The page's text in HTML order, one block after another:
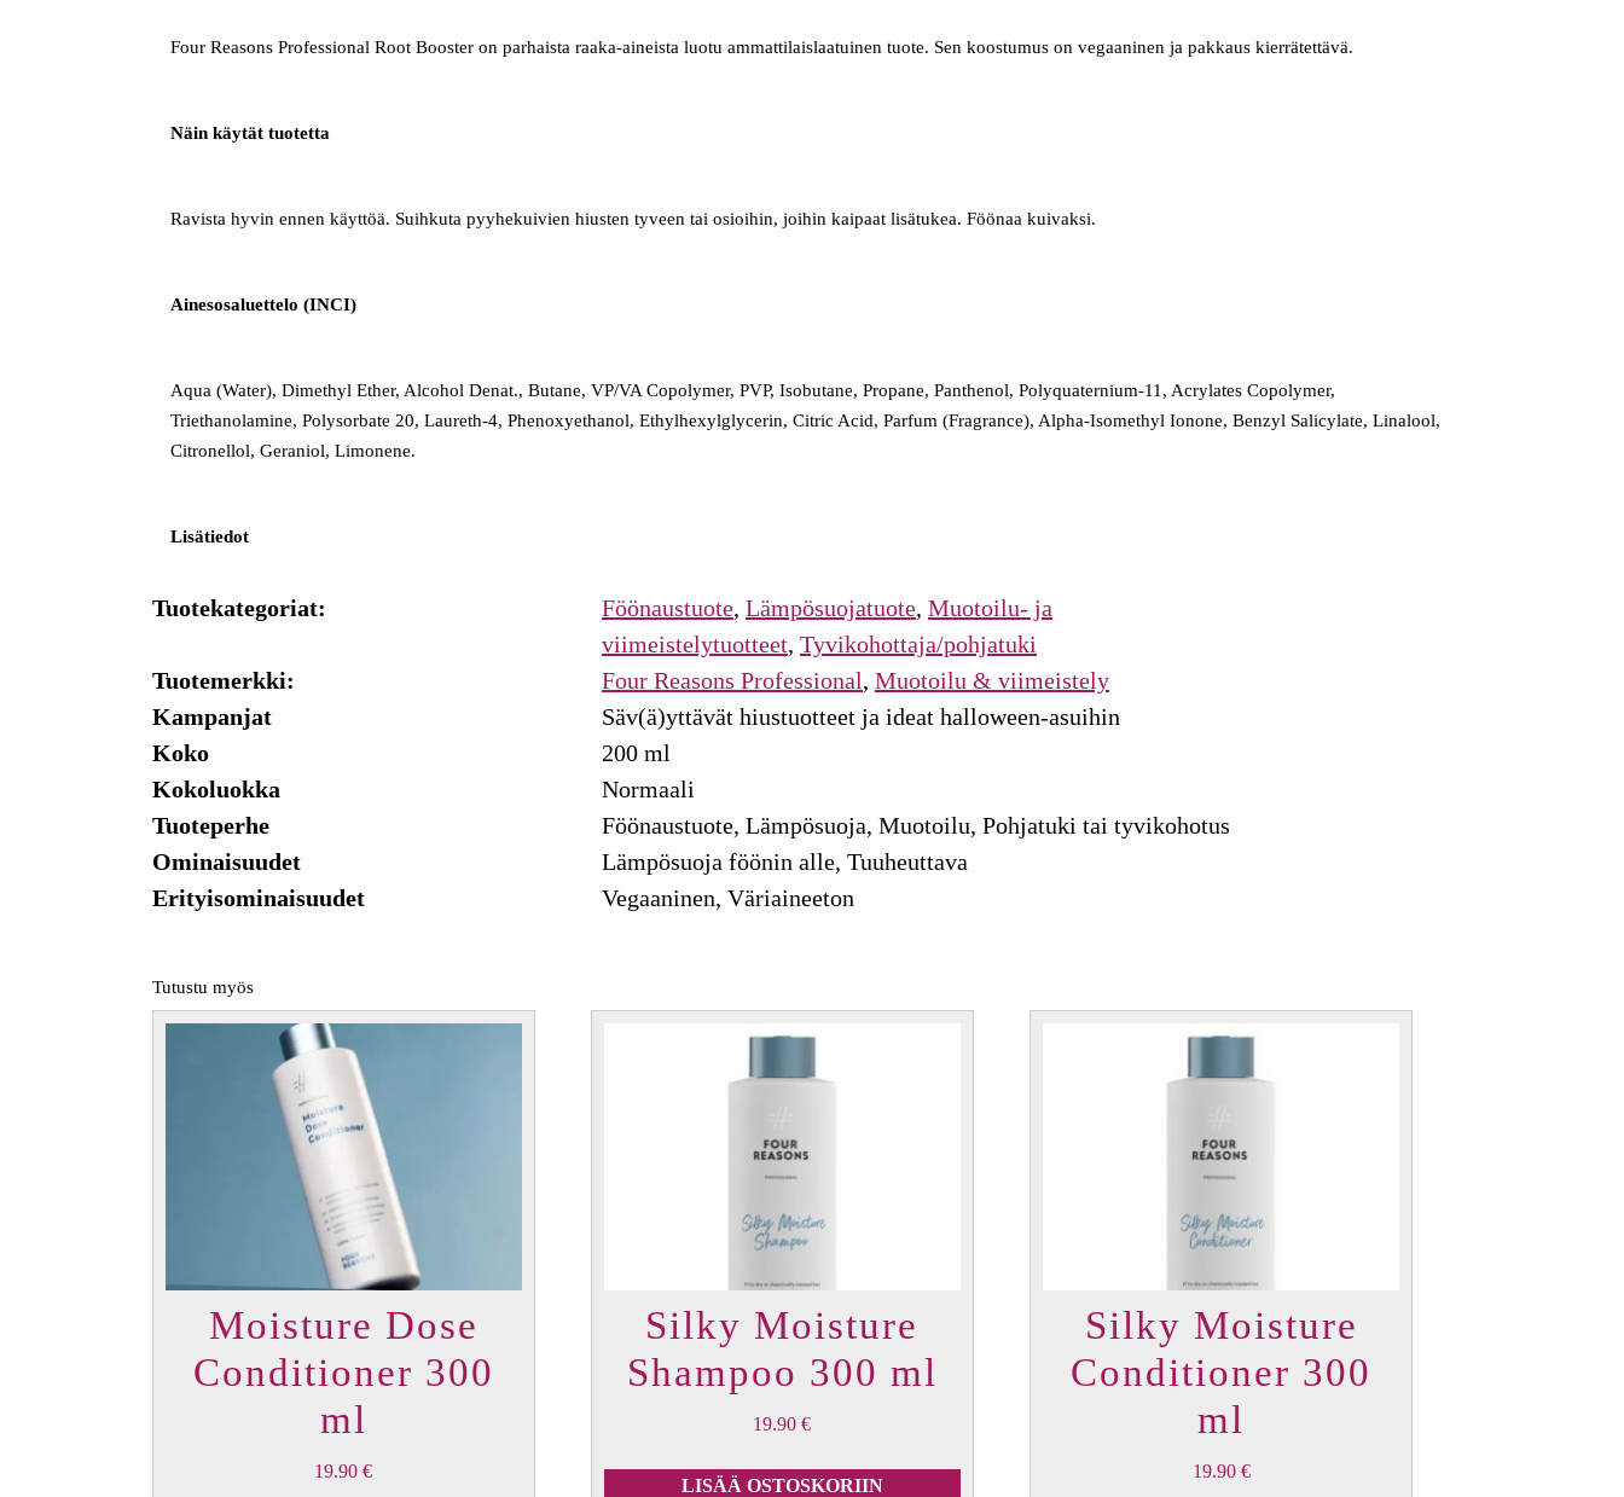
Four Reasons Professional Root Booster on parhaista raaka-aineista luotu ammattilaislaatuinen tuote. Sen koostumus on vegaaninen ja pakkaus kierrätettävä.
Näin käytät tuotetta
Ravista hyvin ennen käyttöä. Suihkuta pyyhekuivien hiusten tyveen tai osioihin, joihin kaipaat lisätukea. Föönaa kuivaksi.
Ainesosaluettelo (INCI)
Aqua (Water), Dimethyl Ether, Alcohol Denat., Butane, VP/VA Copolymer, PVP, Isobutane, Propane, Panthenol, Polyquaternium-11, Acrylates Copolymer,
Triethanolamine, Polysorbate 20, Laureth-4, Phenoxyethanol, Ethylhexylglycerin, Citric Acid, Parfum (Fragrance), Alpha-Isomethyl Ionone, Benzyl Salicylate, Linalool,
Citronellol, Geraniol, Limonene.
Lisätiedot
Tuotekategoriat: Föönaustuote, Lämpösuojatuote, Muotoilu- ja
viimeistelytuotteet, Tyvikohottaja/pohjatuki
Tuotemerkki:
Four Reasons Professional, Muotoilu & viimeistely
Kampanjat
Säv(ä)yttävät hiustuotteet ja ideat halloween-asuihin
Koko
200 ml
Kokoluokka
Normaali
Tuoteperhe
Föönaustuote, Lämpösuoja, Muotoilu, Pohjatuki tai tyvikohotus
Ominaisuudet
Lämpösuoja föönin alle, Tuuheuttava
Erityisominaisuudet
Vegaaninen, Väriaineeton
Tutustu myös
Moisture Dose
Conditioner 300
ml
19.90€
Silky Moisture
Shampoo 300 ml
19.90€
LISÄÄ OSTOSKORIIN
Silky Moisture
Conditioner 300
ml
19.90 €